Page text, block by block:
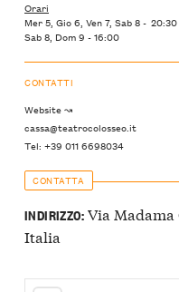
Orari
Mer 5, Gio 6, Ven 7, Sab 8 - 20:30
Sab 8, Dom 9 - 16:00
CONTATTI
Website ↝
cassa@teatrocolosseo.it
Tel: +39 011 6698034
CONTATTA
INDIRIZZO:Via Madama
Italia